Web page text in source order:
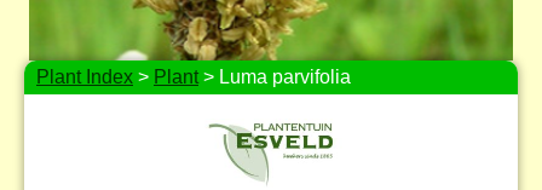
Plant Index > Plant> Luma parvifolia